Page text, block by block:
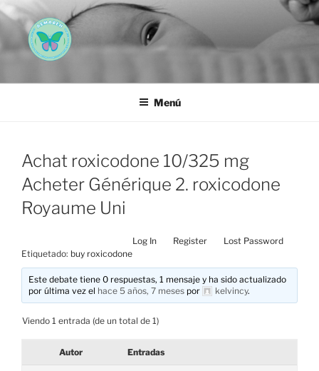
Saltar
al
contenido
AEMAREH
Menú
Achat roxicodone 10/325 mg
Acheter Générique 2. roxicodone
Royaume Uni
Log In Register
Lost Password
Etiquetado: buy roxicodone
Este debate tiene 0 respuestas, 1 mensaje y ha sido actualizado
por última vez el hace 5 años, 7 meses por kelvincy.
Viendo 1 entrada (de un total de 1)
Autor Entradas